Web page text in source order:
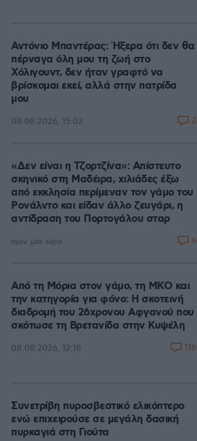
Αντόνιο Μπαντέρας: Ήξερα ότι δεν θα
πέρναγα όλη μου τη ζωή στο
Χόλιγουντ, δεν ήταν γραφτό να
βρίσκομαι εκεί, αλλά στην πατρίδα
μου
08.08.2026, 15:02 2
«Δεν είναι η Τζορτζίνα»: Απίστευτο
σκηνικό στη Μαδέιρα, χιλιάδες έξω
από εκκλησία περίμεναν τον γάμο του
Ρονάλντο και είδαν άλλο ζευγάρι, η
αντίδραση του Πορτογάλου σταρ
πριν μία ώρα 6
Από τη Μόρια στον γάμο, τη ΜΚΟ και
την κατηγορία για φόνο: Η σκοτεινή
διαδρομή του 26χρονου Αφγανού που
σκότωσε τη Βρετανίδα στην Κυψέλη
08.08.2026, 12:18 116
Συνετρίβη πυροσβεστικό ελικόπτερο
ενώ επιχειρούσε σε μεγάλη δασική
πυρκαγιά στη Γιούτα